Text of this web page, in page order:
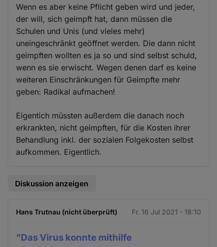
Wenn es aber keine Pflicht geben wird und jeder,
der will, sich geimpft hat, dann müssen die
Schulen und Unis (und vieles mehr)
uneingeschränkt geöffnet werden. Die dann nicht
geimpften wollten es ja so und sind selbst schuld,
wenn es sie erwischt. Wegen denen darf es keine
weiteren Einschränkungen für Geimpfte mehr
geben: Radikal aufmachen!
Eigentich müssten außerdem die danach noch
erkrankten, nicht geimpften, für die Kosten ihrer
Behandlung inkl. der sozialen Folgekosten selbst
aufkommen. Eigentlich.
Diskussion anzeigen
Hans Trutnau (nicht überprüft) Fr. 16 Jul 2021 - 18:10
"Das Virus konnte mithilfe